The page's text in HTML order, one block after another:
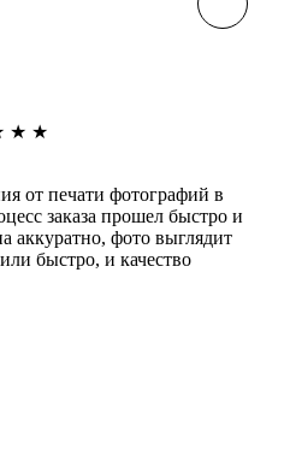
★ ★
от печати фотографий в
заказа прошел быстро и
аккуратно, фото выглядит
быстро, и качество